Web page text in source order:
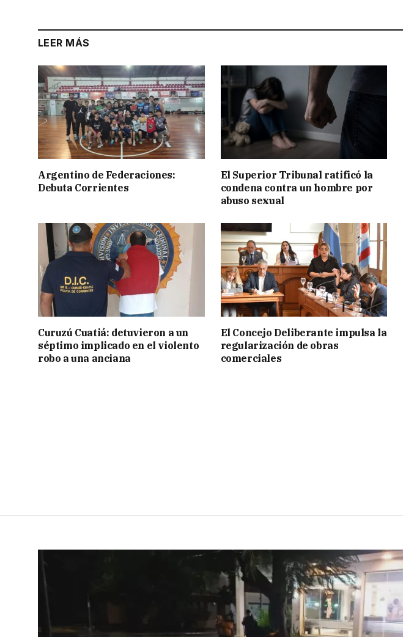
LEER MÁS
Argentino de Federaciones:
Debuta Corrientes
El Superior Tribunal ratificó la
condena contra un hombre por
abuso sexual
Curuzú Cuatiá: detuvieron a un
séptimo implicado en el violento
robo a una anciana
El Concejo Deliberante impulsa la
regularización de obras
comerciales